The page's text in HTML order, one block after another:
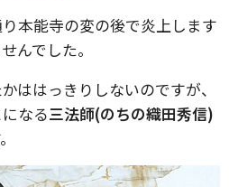
本能寺の変の後で炎上します
んでした。
ははっきりしないのですが、
なる三法師(のちの織田秀信)